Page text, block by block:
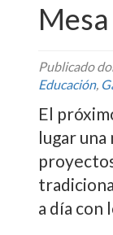
Publicado
Educación,
El
lugar
a dí­a con